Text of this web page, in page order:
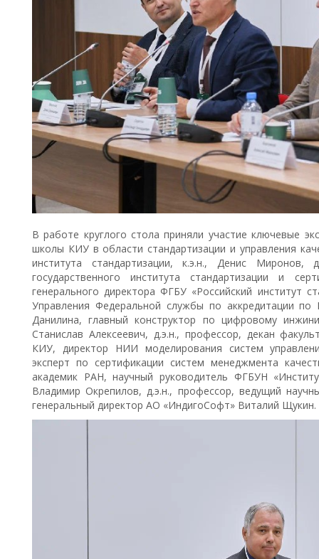
В работе круглого стола приняли участие ключевые
школы КИУ в области стандартизации и управления
института стандартизации, к.э.н., Денис Миронов,
государственного института стандартизации и
генерального директора ФГБУ «Российский институт
Управления Федеральной службы по аккредитации
Данилина, главный конструктор по цифровому
Станислав Алексеевич, д.э.н., профессор, декан
КИУ, директор НИИ моделирования систем
эксперт по сертификации систем менеджмента
академик РАН, научный руководитель ФГБУН
Владимир Окрепилов, д.э.н., профессор, ведущий
генеральный директор АО «ИндигоСофт» Виталий Щукин.